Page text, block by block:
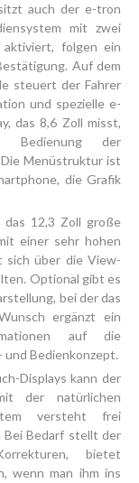
auch der e-tron
mit zwei
aktiviert, folgen ein
Auf dem
steuert der Fahrer
und spezielle e-
das 8,6 Zoll misst,
der
Menüstruktur ist
die Grafik
12,3 Zoll große
einer sehr hohen
sich über die View-
Optional gibt es
bei der das
ergänzt ein
auf die
und Bedienkonzept.
Displays kann der
der natürlichen
versteht frei
Bei Bedarf stellt der
bietet
wenn man ihm ins